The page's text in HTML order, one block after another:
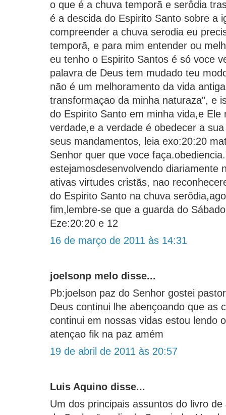
o que é a chuva temporã e serôdia
é a descida do Espirito Santo sobre a
compreender a chuva serodia eu
temporã, e para mim entender ou
eu tenho o Espirito Santos é só voce
palavra de Deus tem mudado teu
não é um melhoramento da vida
transformaçao da minha naturaza", e
do Espirito Santo em minha vida,e Ele
verdade,e a verdade é obedecer a
seus mandamentos, leia exo:20:20
Senhor quer que voce
estejamosdesenvolvendo diariamente
ativas virtudes cristãs, nao
do Espirito Santo na chuva
fim,lembre-se que a guarda do
Eze:20:20 e 12
16 de março de 2011 às 14:31
joelsonp melo disse...
Pb:joelson paz do Senhor gostei
Deus continui lhe abençoando que as
continui em nossas vidas estou lendo
atençao fik na paz amém
19 de abril de 2011 às 20:57
Luis Aquino disse...
Um dos principais assuntos do livro